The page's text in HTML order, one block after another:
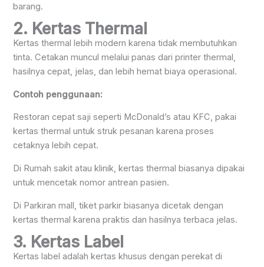
barang.
2. Kertas Thermal
Kertas thermal lebih modern karena tidak membutuhkan
tinta. Cetakan muncul melalui panas dari printer thermal,
hasilnya cepat, jelas, dan lebih hemat biaya operasional.
Contoh penggunaan:
Restoran cepat saji seperti McDonald’s atau KFC, pakai
kertas thermal untuk struk pesanan karena proses
cetaknya lebih cepat.
Di Rumah sakit atau klinik, kertas thermal biasanya dipakai
untuk mencetak nomor antrean pasien.
Di Parkiran mall, tiket parkir biasanya dicetak dengan
kertas thermal karena praktis dan hasilnya terbaca jelas.
3. Kertas Label
Kertas label adalah kertas khusus dengan perekat di